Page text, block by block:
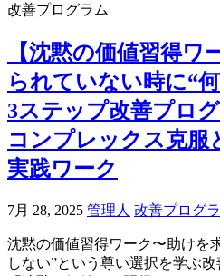
改善プログラム
【沈黙の価値習得ワ
られていない時に“
3ステップ改善プロ
コンプレックス克服
実践ワーク
7月 28, 2025 管理人 改善プログ
沈黙の価値習得ワーク〜助けを
しない”という尊い選択を学ぶ